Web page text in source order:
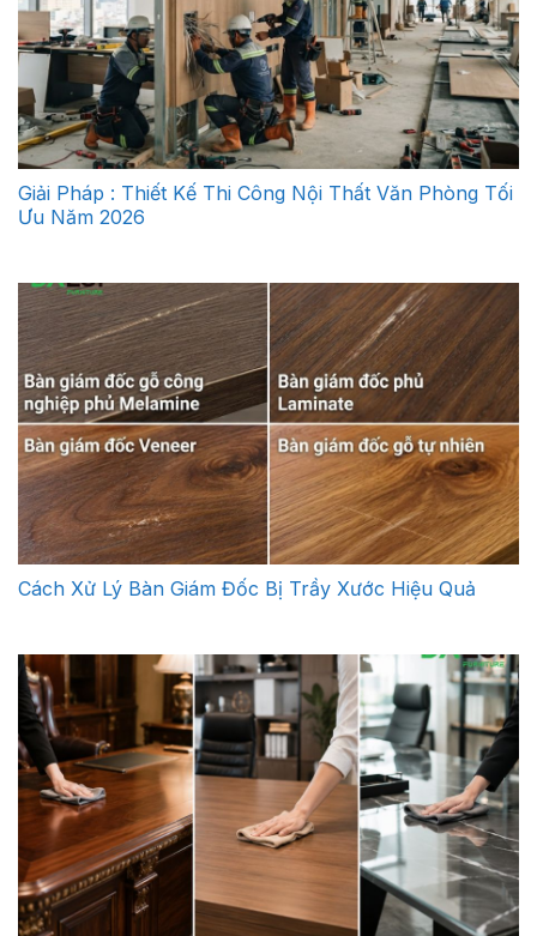
Giải Pháp : Thiết Kế Thi Công Nội Thất Văn Phòng Tối
Ưu Năm 2026
Cách Xử Lý Bàn Giám Đốc Bị Trầy Xước Hiệu Quả